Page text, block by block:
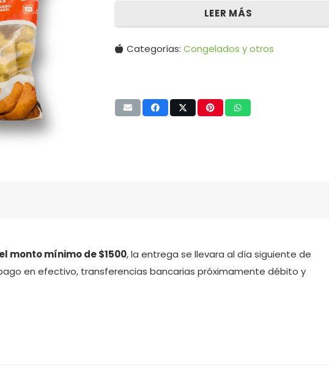
LEER MÁS
Categorías:Congelados y otros
monto mínimo de $1500, la entrega se llevara al día siguiente de
en efectivo, transferencias bancarias próximamente débito y